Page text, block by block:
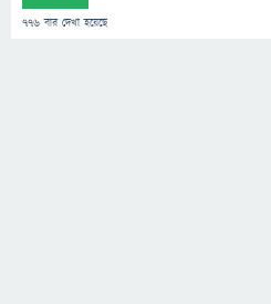
776 বার দেখা হয়েছে